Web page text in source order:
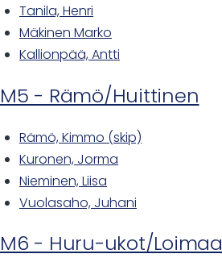
Tanila, Henri
Mäkinen Marko
Kallionpää, Antti
M5 - Rämö/Huittinen
Rämö, Kimmo (skip)
Kuronen, Jorma
Nieminen, Liisa
Vuolasaho, Juhani
M6 - Huru-ukot/Loimaa